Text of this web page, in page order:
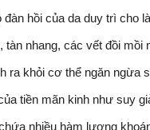
hồi của da duy trì cho
tàn nhang, các vết đồi
ra khỏi cơ thể ngăn ngừa
tiền mãn kinh như suy
nhiều hàm lượng